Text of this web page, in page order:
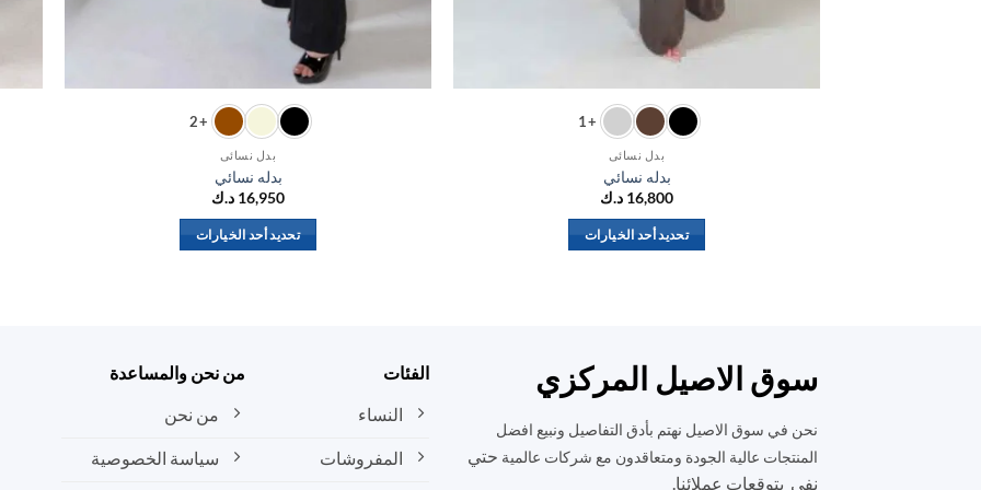
+1
بدل نسائي
بدله نسائي
16,800 د.ك
تحديد أحد الخيارات
المختلفة
لهذا
يمكن
اختيار
+2
بدل نسائي
بدله نسائي
16,950 د.ك
تحديد أحد الخيارات
لهذا
المنتج.
اختيار
سوق الاصيل المركزي
نحن في سوق الاصيل نهتم بأدق التفاصيل ونبيع افضل
المنتجات عالية الجودة ومتعاقدون مع شركات عالمية حتي
نفي بتوقعات عملائنا.
الفئات
النساء
المفروشات
من نحن والمساعدة
من نحن
سياسة الخصوصية